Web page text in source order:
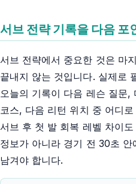
서브 전략 기록을 다음 포
서브 전략에서 중요한 것은 마
끝내지 않는 것입니다. 실제로
오늘의 기록이 다음 레슨 질문,
코스, 다음 리턴 위치 중 어디
서브 후 첫 발 회복 레벨 차이
정보가 아니라 경기 전 30초
남겨야 합니다.